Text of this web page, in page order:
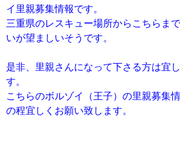
イ里親募集情報です。
三重県のレスキュー場所からこちらま
いが望ましいそうです。
是非、里親さんになって下さる方は宜
す。
こちらのボルゾイ（王子）の里親募集
の程宜しくお願い致します。